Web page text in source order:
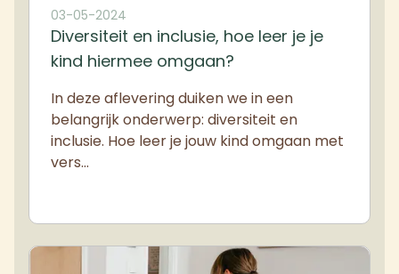
03-05-2024
Diversiteit en inclusie, hoe leer je je
kind hiermee omgaan?
In deze aflevering duiken we in een
belangrijk onderwerp: diversiteit en
inclusie. Hoe leer je jouw kind omgaan met
vers…